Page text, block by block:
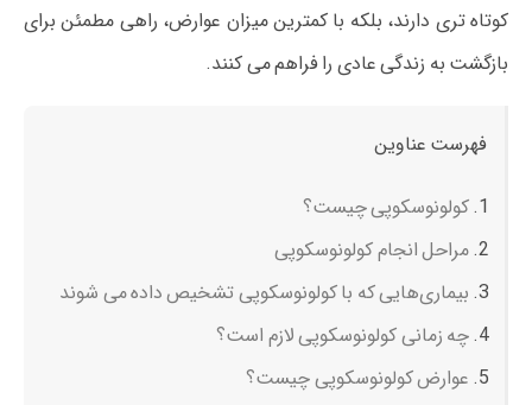
کوتاه‌ تری دارند، بلکه با کمترین میزان عوارض، راهی مطمئن برای
بازگشت به زندگی عادی را فراهم می‌ کنند.
فهرست عناوین
کولونوسکوپی چیست؟
مراحل انجام کولونوسکوپی
بیماری‌هایی که با کولونوسکوپی تشخیص داده می‌ شوند
چه زمانی کولونوسکوپی لازم است؟
عوارض کولونوسکوپی چیست؟